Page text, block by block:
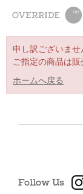
申し訳ございませ
ご指定の商品は
ホームへ戻る
Follow Us